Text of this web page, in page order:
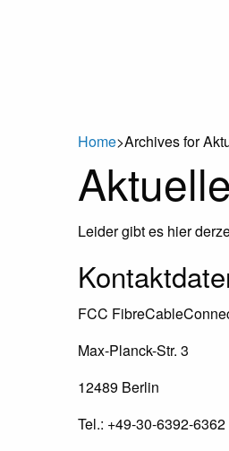
Home>Archives for
Leider gibt es hier
Footer
FCC
Max-Planck-Str. 3
12489 Berlin
Tel.: +49-30-6392-6362